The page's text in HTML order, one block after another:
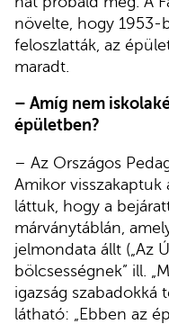
növelte, hogy 1953-
feloszlatták, az
maradt.
– Amíg nem
épületben?
– Az Országos
Amikor visszakaptuk
láttuk, hogy a
márványtáblán,
jelmondata állt („Az
bölcsességnek” ill.
igazság szabadokká
látható: „Ebben az